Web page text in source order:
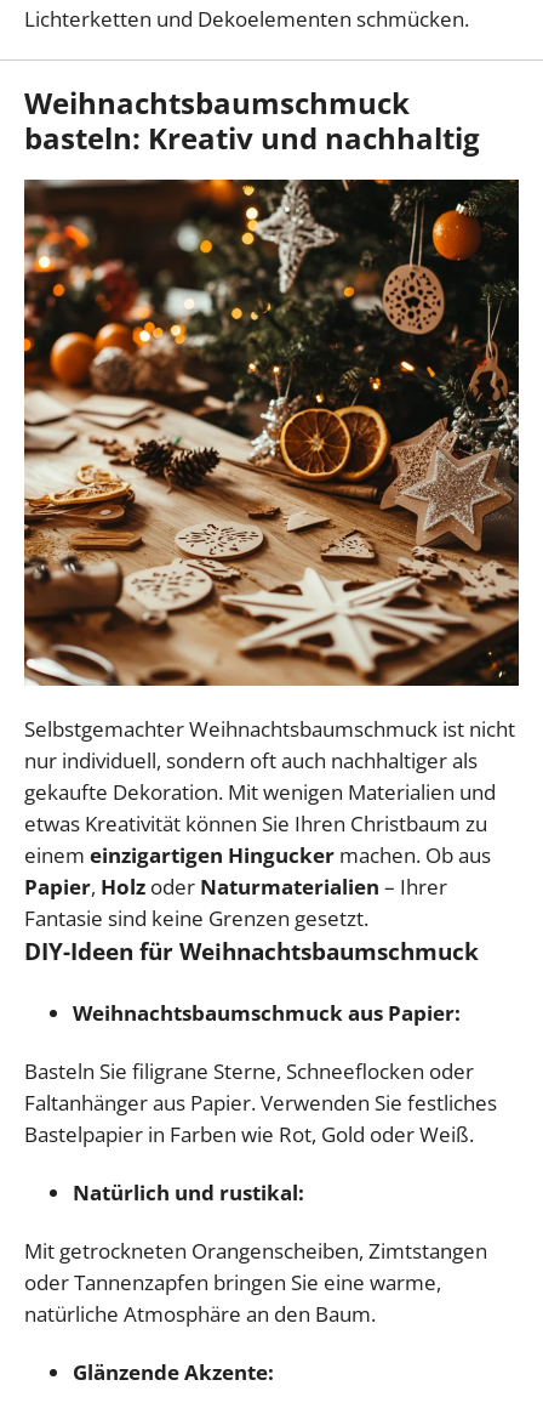
Lichterketten und Dekoelementen schmücken.
Weihnachtsbaumschmuck
basteln: Kreativ und nachhaltig
Selbstgemachter Weihnachtsbaumschmuck ist nicht
nur individuell, sondern oft auch nachhaltiger als
gekaufte Dekoration. Mit wenigen Materialien und
etwas Kreativität können Sie Ihren Christbaum zu
einem einzigartigen Hingucker machen. Ob aus
Papier, Holz oder Naturmaterialien – Ihrer
Fantasie sind keine Grenzen gesetzt.
DIY-Ideen für Weihnachtsbaumschmuck
Weihnachtsbaumschmuck aus Papier:
Basteln Sie filigrane Sterne, Schneeflocken oder
Faltanhänger aus Papier. Verwenden Sie festliches
Bastelpapier in Farben wie Rot, Gold oder Weiß.
Natürlich und rustikal:
Mit getrockneten Orangenscheiben, Zimtstangen
oder Tannenzapfen bringen Sie eine warme,
natürliche Atmosphäre an den Baum.
Glänzende Akzente: